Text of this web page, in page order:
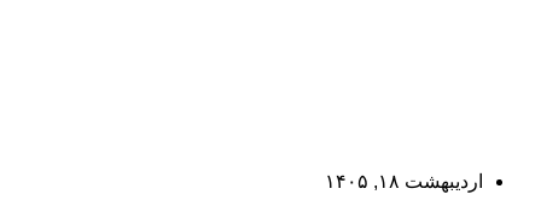
اردیبهشت ۱۸, ۱۴۰۵